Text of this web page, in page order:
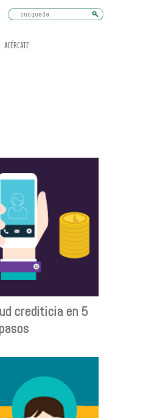
Busqueda
ACÉRCATE
crediticia en 5